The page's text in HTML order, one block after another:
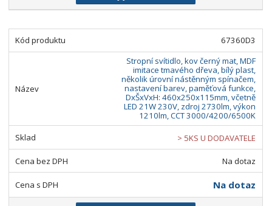
67360D3
Stropní svítidlo, kov černý mat, MDF
imitace tmavého dřeva, bílý plast,
několik úrovní nástěnným spínačem,
nastavení barev, paměťová funkce,
DxŠxVxH: 460x250x115mm, včetně
LED 21W 230V, zdroj 2730lm, výkon
1210lm, CCT 3000/4200/6500K
> 5KS U DODAVATELE
Na dotaz
Na dotaz